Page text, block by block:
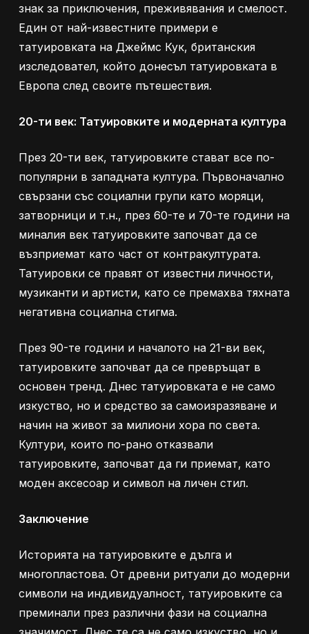
знак за приключения, преживявания и смелост.
Един от най-известните примери е
татуировката на Джеймс Кук, британския
изследовател, който донесъл татуировката в
Европа след своите пътешествия.
20-ти век: Татуировките и модерната култура
През 20-ти век, татуировките стават все по-
популярни в западната култура. Първоначално
свързани със социални групи като моряци,
затворници и т.н., през 60-те и 70-те години на
миналия век татуировките започват да се
възприемат като част от контракултурата.
Татуировки се правят от известни личности,
музиканти и артисти, като се премахва тяхната
негативна социална стигма.
През 90-те години и началото на 21-ви век,
татуировките започват да се превръщат в
основен тренд. Днес татуировката е не само
изкуство, но и средство за самоизразяване и
начин на живот за милиони хора по света.
Култури, които по-рано отказвали
татуировките, започват да ги приемат, като
моден аксесоар и символ на личен стил.
Заключение
Историята на татуировките е дълга и
многопластова. От древни ритуали до модерни
символи на индивидуалност, татуировките са
преминали през различни фази на социална